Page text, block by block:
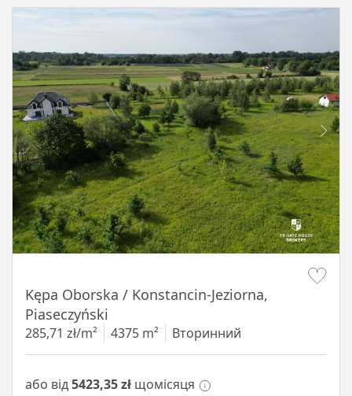
Kępa Oborska / Konstancin-Jeziorna,
Piaseczyński
285,71 zł/m² 4375 m² Вторинний
або від5423,35 zł щомісяця